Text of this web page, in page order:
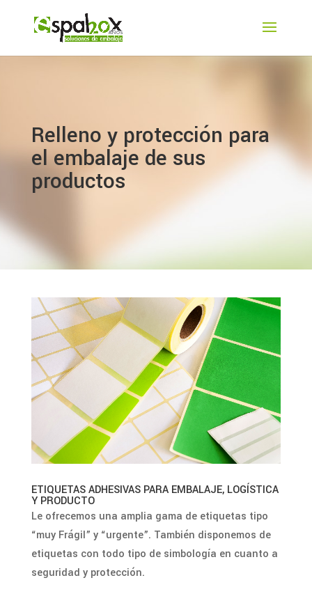
Relleno y protección para
el embalaje de sus
productos
ETIQUETAS ADHESIVAS PARA EMBALAJE, LOGÍSTICA
Y PRODUCTO
Le ofrecemos una amplia gama de etiquetas tipo
“muy Frágil” y “urgente”. También disponemos de
etiquetas con todo tipo de simbología en cuanto a
seguridad y protección.